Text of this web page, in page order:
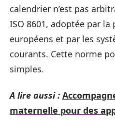
calendrier n’est pas
ISO 8601, adoptée par la
européens et par les
courants. Cette norme
simples.
A lire aussi :
maternelle pour des